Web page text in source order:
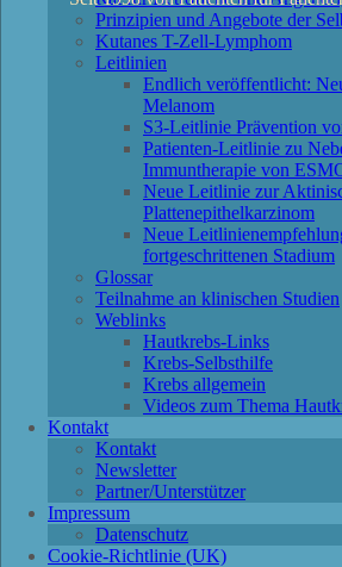
Prinzipien und Angebote der
Kutanes T-Zell-Lymphom
Leitlinien
Endlich veröffentlicht:
Melanom
S3-Leitlinie Prävention
Patienten-Leitlinie zu
Immuntherapie von
Neue Leitlinie zur
Plattenepithelkarzinom
Neue
fortgeschrittenen Stadium
Glossar
Teilnahme an klinischen Studien
Weblinks
Hautkrebs-Links
Krebs-Selbsthilfe
Krebs allgemein
Videos zum Thema
Kontakt
Kontakt
Newsletter
Partner/Unterstützer
Impressum
Datenschutz
Cookie-Richtlinie (UK)